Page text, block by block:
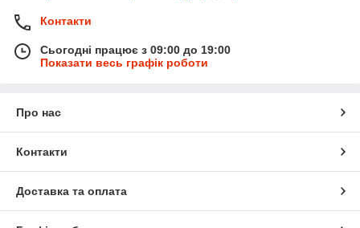
Контакти
Сьогодні працює з 09:00 до 19:00
Показати весь графік роботи
Про нас
Контакти
Доставка та оплата